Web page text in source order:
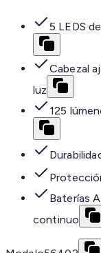
5 LEDS
Cabezal
luz
125
Baterías
continuo